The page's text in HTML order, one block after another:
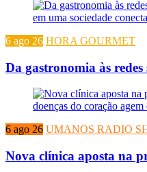
6 ago 26 HORA GOURMET
Da gastronomia às redes
6 ago 26 UMANOS RADIO
Nova clínica aposta na